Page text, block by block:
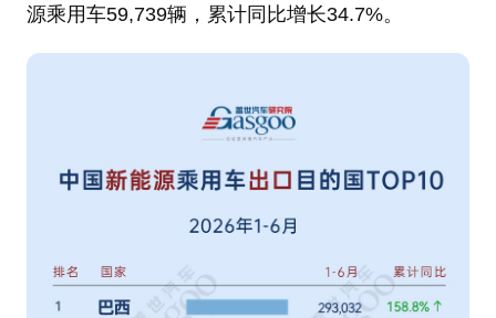
源乘用车59,739辆，累计同比增长34.7%。